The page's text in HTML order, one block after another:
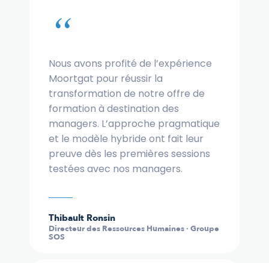
“
Nous avons profité de l’expérience
Moortgat pour réussir la
transformation de notre offre de
formation à destination des
managers. L’approche pragmatique
et le modèle hybride ont fait leur
preuve dès les premières sessions
testées avec nos managers.
Thibault Ronsin
Directeur des Ressources Humaines · Groupe
SOS